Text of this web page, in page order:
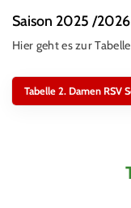
Saison 2025 /2026
Hier geht es zur Tabelle
Tabelle 2. Damen RSV